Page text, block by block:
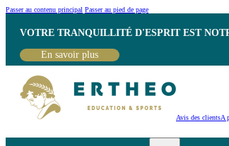
Passer au contenu principal Passer au pied de page
VOTRE TRANQUILLITÉ D'ESPRIT EST
En savoir plus
Avis des clientsA